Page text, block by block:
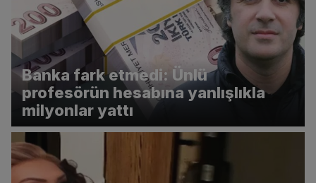
Banka fark etmedi: Ünlü
profesörün hesabına yanlışlıkla
milyonlar yattı